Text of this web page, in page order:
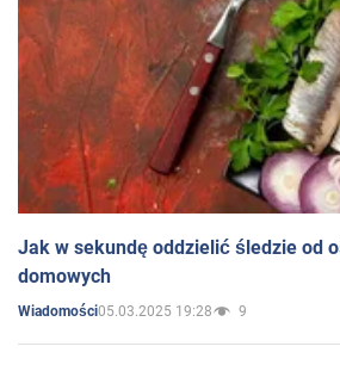
Jak w sekundę oddzielić śledzie od
domowych
Wiadomości05.03.2025 19:28 9